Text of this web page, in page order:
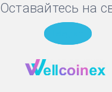
Оставайтесь на